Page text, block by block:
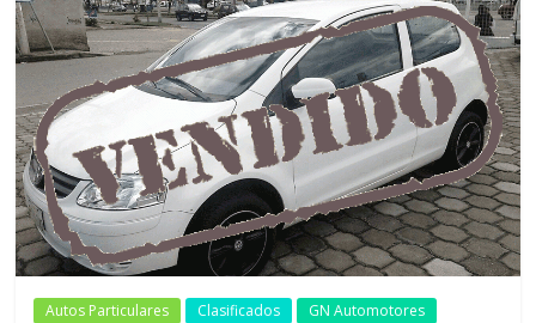
Autos Particulares Clasificados GN Automotores